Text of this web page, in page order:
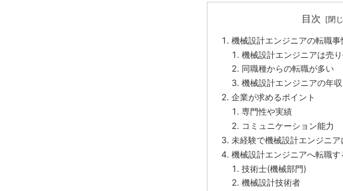
目次
機械設計エンジニアの転職事
機械設計エンジニアは売
同職種からの転職が多い
機械設計エンジニアの年収
企業が求めるポイント
専門性や実績
コミュニケーション能力
未経験で機械設計エンジニア
機械設計エンジニアへ転職
技術士(機械部門)
機械設計技術者